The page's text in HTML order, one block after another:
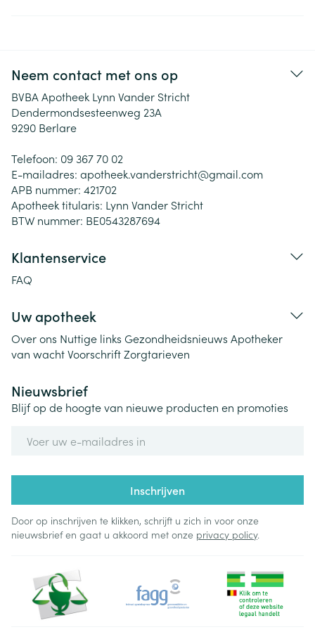
Neem contact met ons op
BVBA Apotheek Lynn Vander Stricht
Dendermondsesteenweg 23A
9290 Berlare
Telefoon: 09 367 70 02
E-mailadres: apotheek.vanderstricht@gmail.com
APB nummer: 421702
Apotheek titularis: Lynn Vander Stricht
BTW nummer: BE0543287694
Klantenservice
FAQ
Uw apotheek
Over ons Nuttige links Gezondheidsnieuws Apotheker
van wachtVoorschriftZorgtarieven
Nieuwsbrief
Blijf op de hoogte van nieuwe producten en promoties
Inschrijven
Door op inschrijven te klikken, schrijft u zich in voor onze
nieuwsbrief en gaat u akkoord met onze privacy policy.